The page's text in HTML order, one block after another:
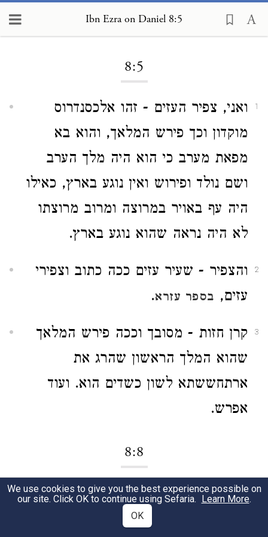
Ibn Ezra on Daniel 8:5
8:5
1
ואני, צפיר העזים - זהו אלכסנדרוס
מוקדון וכך פירש המלאך, והוא בא
מפאת מערב כי הוא היה מלך הערב
ושם נולד ופירוש ואין נוגע בארץ, כאילו
היה עף באויר במרוצה ומרוב מרוצתו
לא היה נראה שהוא נוגע בארץ.
2
והצפיר - שעיר עזים ככה כתוב וצפירי
עזים, בספר עזרא.
3
קרן חזות - מסובך וככה פירש המלאך
שהוא המלך הראשון שהרג את
ארתחששתא לשון כשדים הוא. ועוד
אפרש.
8:8
1
וצפיר, וכעצמו - בעבור שמת
אלכסנדרוס כאשר גברה ידו ובימי
We use cookies to give you the best experience possible on
our site. Click OK to continue using Sefaria. Learn More.
OK